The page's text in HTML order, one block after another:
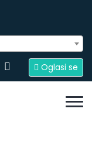
Oglasi se